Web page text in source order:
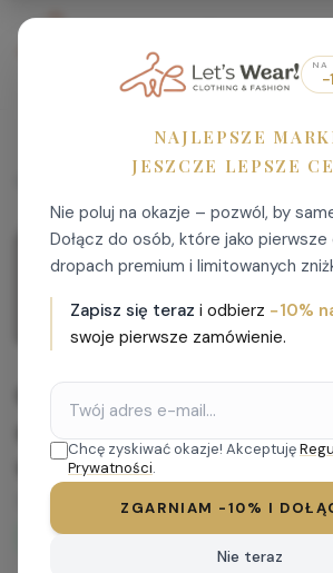
ONDZIECKO
Sukienki
GUESS Dziewczęca
sukienka w kolorze
wrzosowym 2Y
NOWE
NA
NAJLEPSZE
JESZCZE LEPSZE
Nie poluj na okazje – pozwól, by
Dołącz do osób, które jako pierwsze
dropach premium i limitowanych
Zapisz się teraz i odbierz −10%
swoje pierwsze zamówienie.
Chcę zyskiwać okazje! Akceptuję
Prywatności.
ZGARNIAM -10% I
Nie teraz